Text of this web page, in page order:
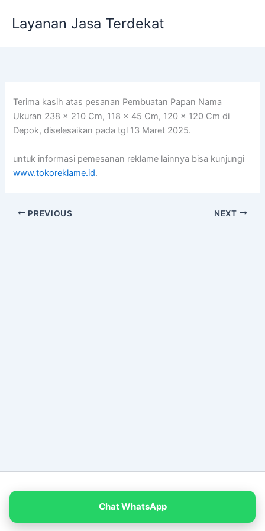
Layanan Jasa Terdekat
Terima kasih atas pesanan Pembuatan Papan Nama
Ukuran 238 x 210 Cm, 118 x 45 Cm, 120 x 120 Cm di
Depok, diselesaikan pada tgl 13 Maret 2025.
untuk informasi pemesanan reklame lainnya bisa kunjungi
www.tokoreklame.id.
PREVIOUS NEXT
Chat WhatsApp